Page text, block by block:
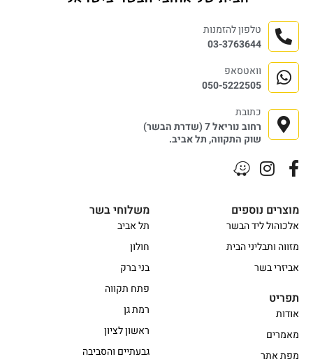
משלוחי בשר
תל אביב
חולון
בני ברק
פתח תקווה
רמת גן
ראשון לציון
גבעתיים והסביבה
מוצרים נוספים
אלכוהול ליד הבשר
מזווה ותבליני הבית
אביזרי בשר
תפריט
אודות
מאמרים
מפת אתר
טלפון להזמנות
03-3763644
וואטסאפ
050-5222505
כתובת
רחוב נוריאל 7 (שדרת הבשר)
שוק התקווה, תל אביב.